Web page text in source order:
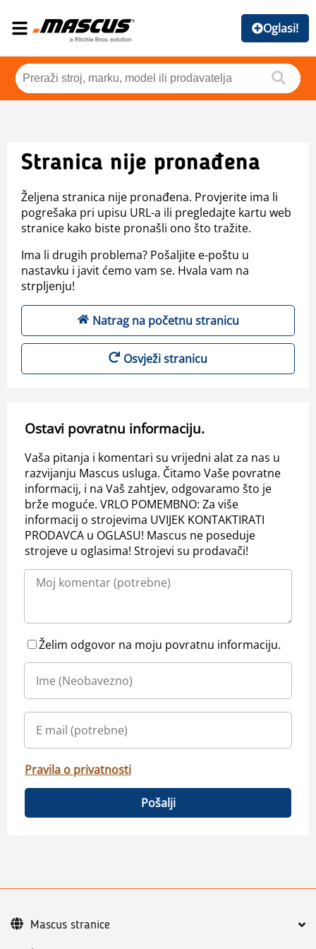
Oglasi!
Stranica nije pronađena
Željena stranica nije pronađena. Provjerite ima li
pogrešaka pri upisu URL-a ili pregledajte kartu web
stranice kako biste pronašli ono što tražite.
Ima li drugih problema? Pošaljite e-poštu u
nastavku i javit ćemo vam se. Hvala vam na
strpljenju!
Natrag na početnu stranicu
Osvježi stranicu
Ostavi povratnu informaciju.
Vaša pitanja i komentari su vrijedni alat za nas u
razvijanju Mascus usluga. Čitamo Vaše povratne
informacij, i na Vaš zahtjev, odgovaramo što je
brže moguće. VRLO POMEMBNO: Za više
informacij o strojevima UVIJEK KONTAKTIRATI
PRODAVCA u OGLASU! Mascus ne poseduje
strojeve u oglasima! Strojevi su prodavači!
Želim odgovor na moju povratnu informaciju.
Pravila o privatnosti
Pošalji
Mascus stranice